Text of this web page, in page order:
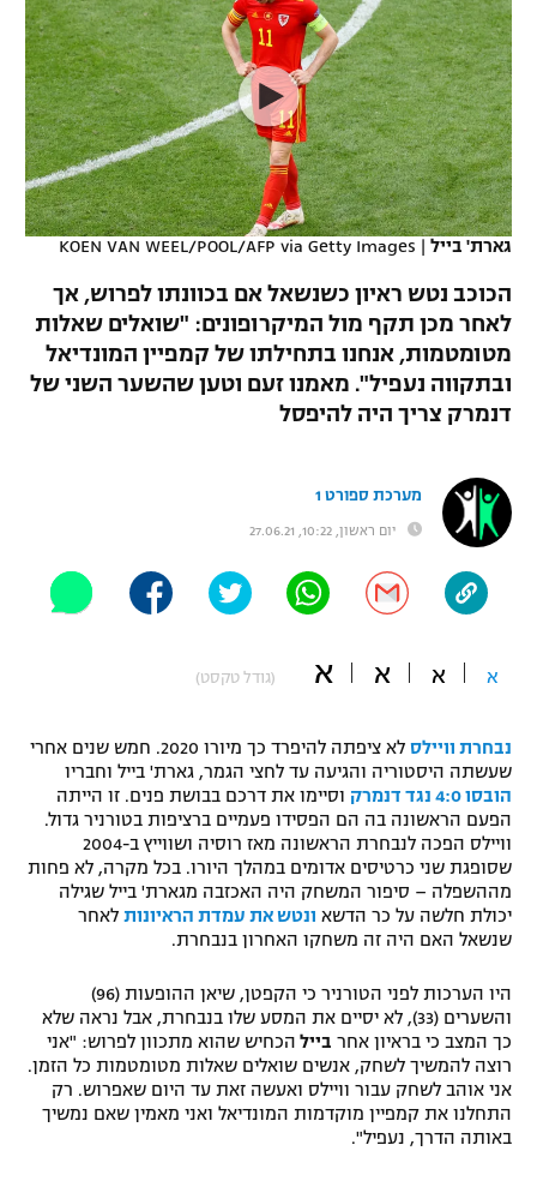
VOD
רץ ברשת
תוצאות
לוח שידורים
ברחבה
"מעל הליגה" – פודקאסט
"מחצית בשכונה" – פודקאסט
תקנון עבור פעילות אלקטרה
תקנון עבור פעילות ספורט 1 – "מרלן"
גיימינג E-Sports
תנאי שימוש
תקנון פעילות ספורט 1
רשיון להקרנה פומבית לבית עסק
נבחרת ישראל
מכבי חיפה
בית"ר ירושלים
מכבי תל אביב
הפועל תל אביב
הפועל חיפה
הפועל באר שבע
בני יהודה
ליגה ספרדית
ליגה איטלקית
ליגה צרפתית
ליגה הולנדית
ליגה טורקית
ליגה ברזילאית
כדורסל נשים
מכבי תל אביב
הפועל חולון
הפועל ירושלים
דני אבדיה
יורוליג
יורוקאפ
טניס
כדוריד
כדורעף
שחייה
ג'ודו
אגרוף
ספורט אולימפי
היאבקות WWE
אופניים
פוטבול אמריקאי NFL
בייסבול MLB
ספורט אתגרי ואקסטרים
אומנויות לחימה
גיימינג E-Sports
גארת' בייל |
KOEN VAN WEEL/POOL/AFP via Getty Images
הכוכב נטש ראיון כשנשאל אם בכוונתו לפרוש, אך
לאחר מכן תקף מול המיקרופונים: "שואלים שאלות
מטומטמות, אנחנו בתחילתו של קמפיין המונדיאל
ובתקווה נעפיל". מאמנו זעם וטען שהשער השני של
דנמרק צריך היה להיפסל
מערכת ספורט 1
יום ראשון, 10:22, 27.06.21
א א א א (גודל טקסט)
נבחרת וויילס
לא ציפתה להיפרד כך מיורו 2020. חמש שנים אחרי
שעשתה היסטוריה והגיעה עד לחצי הגמר, גארת' בייל וחבריו
הובסו 4:0 נגד דנמרק
וסיימו את דרכם בבושת פנים. זו הייתה
הפעם הראשונה בה הם הפסידו פעמיים ברציפות בטורניר גדול.
וויילס הפכה לנבחרת הראשונה מאז רוסיה ושווייץ ב-2004
שסופגת שני כרטיסים אדומים במהלך היורו. בכל מקרה, לא פחות
מההשפלה – סיפור המשחק היה האכזבה מגארת' בייל שגילה
יכולת חלשה על כר הדשא ונטש את עמדת הראיונות לאחר
שנשאל האם היה זה משחקו האחרון בנבחרת.
היו הערכות לפני הטורניר כי הקפטן, שיאן ההופעות (96)
והשערים (33), לא יסיים את המסע שלו בנבחרת, אבל נראה שלא
כך המצב כי בראיון אחר בייל הכחיש שהוא מתכוון לפרוש: "אני
רוצה להמשיך לשחק, אנשים שואלים שאלות מטומטמות כל הזמן.
אני אוהב לשחק עבור וויילס ואעשה זאת עד היום שאפרוש. רק
התחלנו את קמפיין מוקדמות המונדיאל ואני מאמין שאם נמשיך
באותה הדרך, נעפיל".